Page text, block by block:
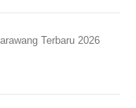
Terbaru 2026